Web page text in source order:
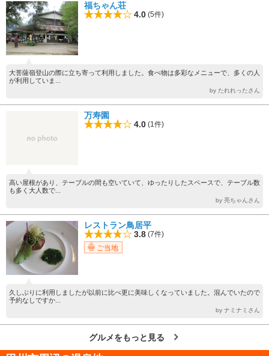
福ちゃん荘
4.0 (5件)
大菩薩嶺登山の際に立ち寄って利用しました。食べ物は多彩なメニューで、多くの人
が利用していま...
by たれれったさん
万寿園
4.0 (1件)
高い屋根があり、テーブルの間も空いていて、ゆったりしたスペースで、テーブル数
も多く大人数で...
by 亮ちゃんさん
レストラン鳥居平
3.8 (7件)
ご当地
久しぶりに利用しましたが以前に比べ更に美味しくなっていました。混んでいたので
予約なしですか...
by ナミナミさん
グルメをもっと見る